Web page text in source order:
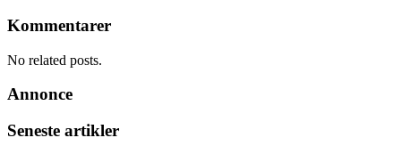
Kommentarer
No related posts.
Annonce
Seneste artikler